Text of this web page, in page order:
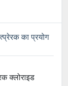
का प्रयोग
क्लोराइड